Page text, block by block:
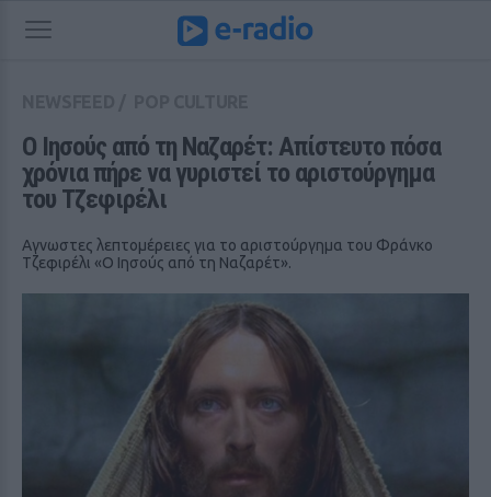
Ο Ιησούς από τη Ναζαρέτ: Απίστευτο πόσα
χρόνια πήρε να γυριστεί το αριστούργημα
του Τζεφιρέλι
Αγνωστες λεπτομέρειες για το αριστούργημα του Φράνκο
Τζεφιρέλι «Ο Ιησούς από τη Ναζαρέτ».